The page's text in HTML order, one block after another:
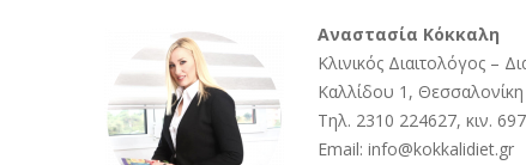
Αναστασία Κόκκαλη
Κλινικός Διαιτολόγος –
Καλλίδου 1, Θεσσαλονίκη
Τηλ. 2310 224627, κιν.
Email: info@kokkalidiet.gr